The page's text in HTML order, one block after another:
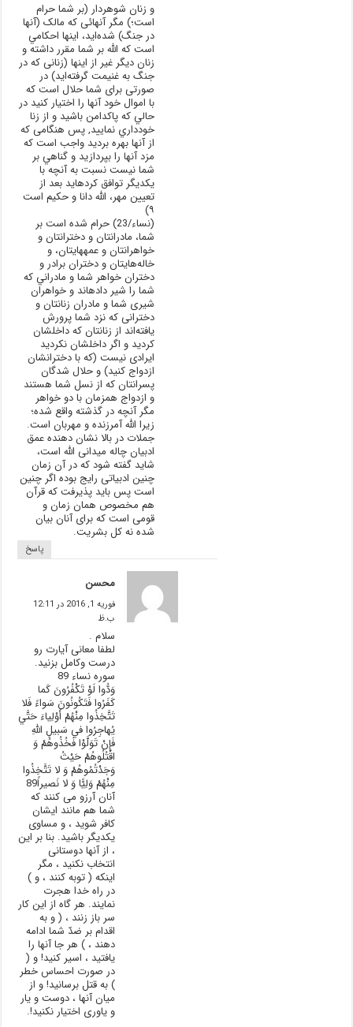
و زنان شوهردار (بر شما حرام
است؛) مگر آنهائی كه مالک (آنها
در جنگ) شده‌ايد، اينها احكامي
است كه الله بر شما مقرر داشته و
زنان ديگر غير از اينها (زنانی که در
جنگ به غنیمت گرفته‌اید) در
صورتی برای شما حلال است كه
با اموال خود آنها را اختيار كنيد در
حالي كه پاكدامن باشيد و از زنا
خودداري نماييد, پس هنگامی که
از آنها بهره بردید واجب است که
مزد آنها را بپردازيد و گناهي بر
شما نيست نسبت به آنچه با
يكديگر توافق كرده‏ايد بعد از
تعيين مهر، الله دانا و حكيم است
۹)
(نساء/23) حرام شده است بر
شما، مادرانتان و دخترانتان و
خواهرانتان و عمه‏هایتان، و
خاله‌هایتان و دختران برادر و
دختران خواهر شما و مادراني كه
شما را شير داده‏اند و خواهران
شیری شما و مادران زنانتان و
دخترانی كه نزد شما پرورش
يافته‌اند از زنانتان كه داخلشان
کردید و اگر داخلشان نکردید
ایرادی نیست (که با دخترانشان
ازدواج کنید) و حلال شدگان
پسرانتان كه از نسل شما هستند
و ازدواج همزمان با دو خواهر
مگر آنچه در گذشته واقع شده؛
زیرا الله آمرزنده و مهربان است.
جملات در بالا نشان دهنده عمق
ادبیان چاله میدانی الله است،
شاید گفته شود که در آن زمان
چنین ادبیاتی رایج بوده اگر چنین
است پس باید پذیرفت که قرآن
هم مخصوص همان زمان و
قومی است که برای آنان بیان
شده نه کل بشریت.
پاسخ
محسن
فوریه 1, 2016 در 12:11
ب.ظ
سلام .
لطفا معانی آیارت رو
درست وکامل بزنید.
سوره نساء 89
وَدُّوا لَوْ تَکْفُرُونَ کَما
کَفَرُوا فَتَکُونُونَ سَواءً فَلا
تَتَّخِذُوا مِنْهُمْ أَوْلِياءَ حَتَّي
يُهاجِرُوا في‏ سَبيلِ اللَّهِ
فَإِنْ تَوَلَّوْا فَخُذُوهُمْ وَ
اقْتُلُوهُمْ حَيْثُ
وَجَدْتُمُوهُمْ وَ لا تَتَّخِذُوا
مِنْهُمْ وَلِيًّا وَ لا نَصيراً89
آنان آرزو می کنند که
شما هم مانند ایشان
کافر شوید ، و مساوی
یکدیگر باشید. بنا بر این
، از آنها دوستانی
انتخاب نکنید ، مگر
اینکه ( توبه کنند ، و )
در راه خدا هجرت
نمایند. هر گاه از این کار
سر باز زنند ، ( و به
اقدام بر ضدّ شما ادامه
دهند ، ) هر جا آنها را
یافتید ، اسیر کنید! و (
در صورت احساس خطر
) به قتل برسانید! و از
میان آنها ، دوست و یار
و یاوری اختیار نکنید!.